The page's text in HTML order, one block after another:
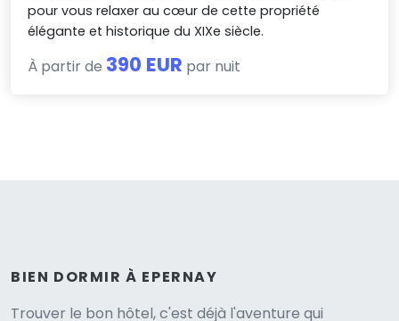
pour vous relaxer au cœur de cette propriété
élégante et historique du XIXe siècle.
À partir de 390 EUR par nuit
BIEN DORMIR À EPERNAY
Trouver le bon hôtel, c'est déjà l'aventure qui